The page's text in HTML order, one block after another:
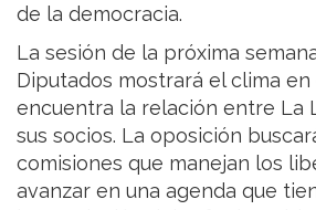
de la democracia.
La sesión de la próxima
Diputados mostrará el clima en
encuentra la relación entre La
sus socios. La oposición
comisiones que manejan los
avanzar en una agenda que